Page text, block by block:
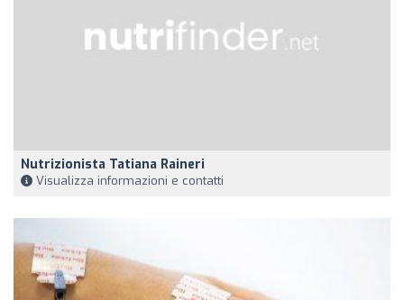
Nutrizionista Tatiana Raineri
Visualizza informazioni e contatti